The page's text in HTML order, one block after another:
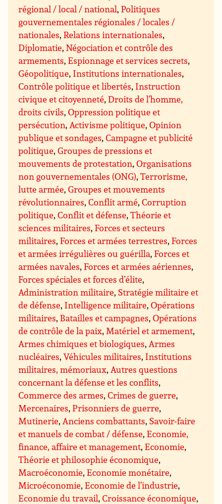
régional / local / national,Politiques
gouvernementales régionales / locales /
nationales,Relations internationales,
Diplomatie,Négociation et contrôle des
armements,Espionnage et services secrets,
Géopolitique, Institutions internationales,
Contrôle politique et libertés, Instruction
civique et citoyenneté,Droits de l’homme,
droits civils,Oppression politique et
persécution,Activisme politique,Opinion
publique et sondages,Campagne et publicité
politique,Groupes de pressions et
mouvements de protestation,Organisations
non gouvernementales (ONG),Terrorisme,
lutte armée,Groupes et mouvements
révolutionnaires,Conflit armé,Corruption
politique,Conflit et défense,Théorie et
sciences militaires,Forces et secteurs
militaires,Forces et armées terrestres,Forces
et armées irrégulières ou guérilla,Forces et
armées navales,Forces et armées aériennes,
Forces spéciales et forces d’élite,
Administration militaire, Stratégie militaire et
de défense, Intelligence militaire,Opérations
militaires, Batailles et campagnes,Opérations
de contrôle de la paix,Matériel et armement,
Armes chimiques et biologiques,Armes
nucléaires,Véhicules militaires, Institutions
militaires, mémoriaux,Autres questions
concernant la défense et les conflits,
Commerce des armes,Crimes de guerre,
Mercenaires,Prisonniers de guerre,
Mutinerie,Anciens combattants, Savoir-faire
et manuels de combat / défense,Economie,
finance, affaire et management,Economie,
Théorie et philosophie économique,
Macroéconomie,Economie monétaire,
Microéconomie,Economie de l’industrie,
Economie du travail,Croissance économique,